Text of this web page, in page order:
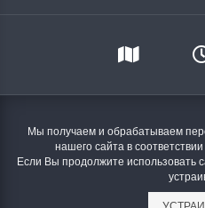
Мы получаем и обрабатываем
нашего сайта в соответствии
Если Вы продолжите использовать